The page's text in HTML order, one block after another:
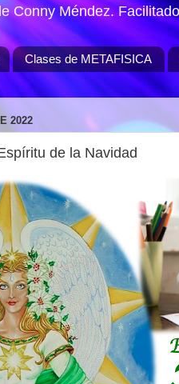
Conny Méndez.
Clases de METAFISICA
2022
de la Navidad